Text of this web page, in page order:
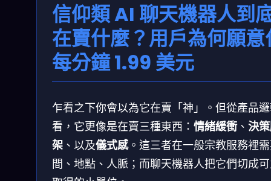
信仰類 AI 聊天機器人到
在賣什麼？用戶為何願意
每分鐘 1.99 美元
乍看之下你會以為它在賣「神」。但從產品
看，它更像是在賣三種東西： 情緒緩衝、 決
架 、以及儀式感。這三者在一般宗教服務裡
間、地點、人脈；而聊天機器人把它們切成